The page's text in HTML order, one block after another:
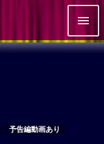
予告編動画あり